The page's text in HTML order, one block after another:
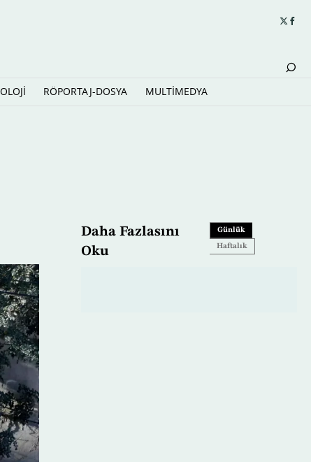
RÖPORTAJ-DOSYA MULTİMEDYA
Daha Fazlasını
Oku
Günlük
Haftalık